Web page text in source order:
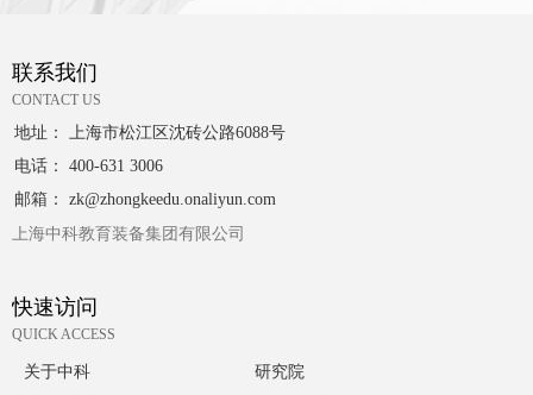
联系我们
CONTACT US
地址： 上海市松江区沈砖公路6088号
电话： 400-631 3006
邮箱： zk@zhongkeedu.onaliyun.com
上海中科教育装备集团有限公司
关于中科
快速访问
QUICK ACCESS
研究院